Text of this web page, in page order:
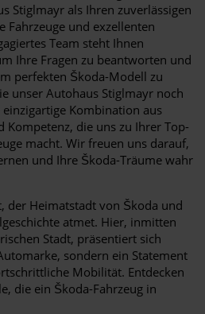
Stiglmayr als Ihren zuverlässigen
Fahrzeuge und exzellenten
Team steht Ihnen
Ihre Fragen zu beantworten und
perfekten Škoda-Modell zu
unser Autohaus Stiglmayr noch
Kombination aus
Kompetenz, die uns zu Ihrer Top-
macht. Wir freuen uns darauf,
und Ihre Škoda-Träume wahr
der Heimatstadt von Škoda und
atmet. Hier, inmitten
Stadt, präsentiert sich
sondern ein Statement
Mobilität. Entdecken
die ein Škoda-Fahrzeug in